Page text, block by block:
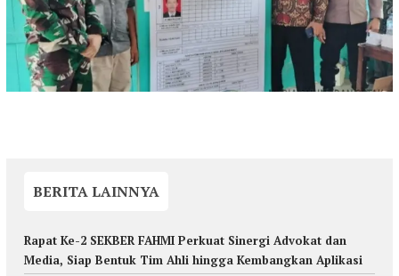
BERITA LAINNYA
Rapat Ke-2 SEKBER FAHMI Perkuat Sinergi Advokat dan
Media, Siap Bentuk Tim Ahli hingga Kembangkan Aplikasi